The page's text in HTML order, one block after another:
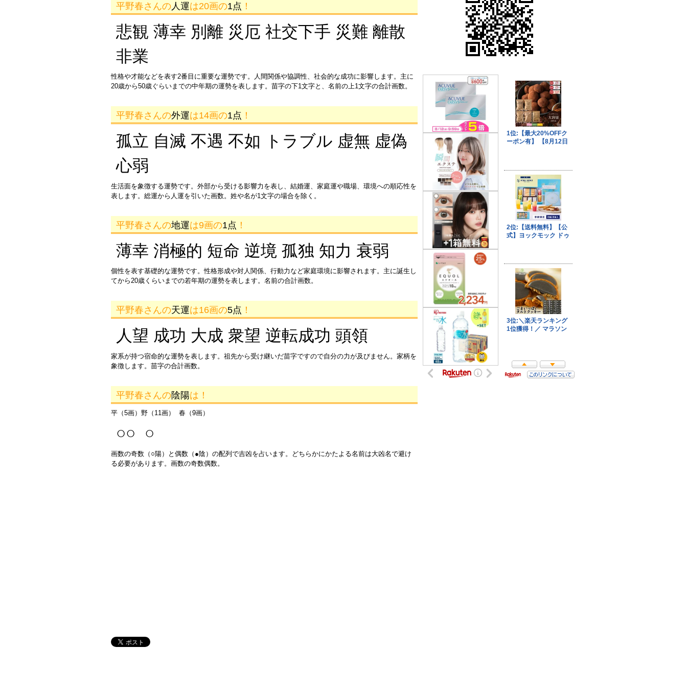
平野春さんの 人運は20画の1点 ！
悲観 薄幸 別離 災厄 社交下手 災難 離散
非業
性格や才能などを表す2番目に重要な運勢です。人間関係や協調性、社会的な成功に影響します。主に
20歳から50歳ぐらいまでの中年期の運勢を表します。苗字の下1文字と、名前の上1文字の合計画数。
平野春さんの外運は14画の1点 ！
孤立 自滅 不遇 不如 トラブル 虚無 虚偽
心弱
生活面を象徴する運勢です。外部から受ける影響力を表し、結婚運、家庭運や職場、環境への順応性を
表します。総運から人運を引いた画数。姓や名が1文字の場合を除く。
平野春さんの地運は9画の1点 ！
薄幸 消極的 短命 逆境 孤独 知力 衰弱
個性を表す基礎的な運勢です。性格形成や対人関係、行動力など家庭環境に影響されます。主に誕生し
てから20歳くらいまでの若年期の運勢を表します。名前の合計画数。
平野春さんの天運は16画の5点 ！
人望 成功 大成 衆望 逆転成功 頭領
家系が持つ宿命的な運勢を表します。祖先から受け継いだ苗字ですので自分の力が及びません。家柄を
象徴します。苗字の合計画数。
平野春さんの陰陽は！
平（5画）野（11画） 春（9画）
○○ ○
画数の奇数（○陽）と偶数（●陰）の配列で吉凶を占います。どちらかにかたよる名前は大凶名で避け
る必要があります。画数の奇数偶数。